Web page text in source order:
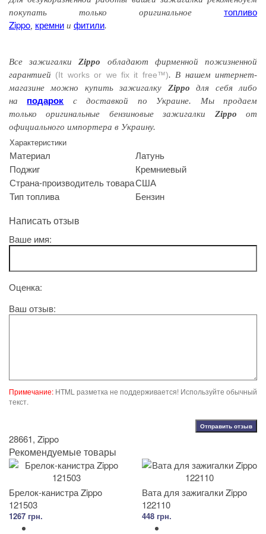
покупать только оригинальное топливо
Zippo кремни и фитили.
Все зажигалкиZippo обладают фирменнойпожизненной
гарантией (It works or we fix it free™). В нашем интернет-
магазине можно купить зажигалку Zippo для себя либо
на подарок с доставкой по Украине. Мы продаем
только оригинальные бензиновые зажигалки Zippo от
официального импортера в Украину.
Характеристики
Материал
Латунь
Поджиг
Кремниевый
Страна-производитель товараСША
Тип топлива
Бензин
Написать отзыв
Ваше имя:
Оценка:
Ваш отзыв:
Примечание: HTML разметка не поддерживается! Используйте обычный
текст.
Отправить отзыв
28661, Zippo
Рекомендуемые товары
Брелок-канистра Zippo
121503
1267 грн.
Вата для зажигалки Zippo
122110
448 грн.